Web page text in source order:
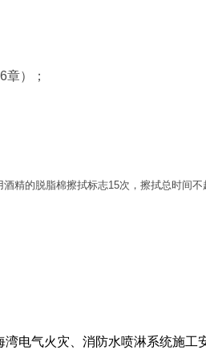
）；
的脱脂棉擦拭标志15次，擦拭总时间不
气火灾、消防水喷淋系统施工